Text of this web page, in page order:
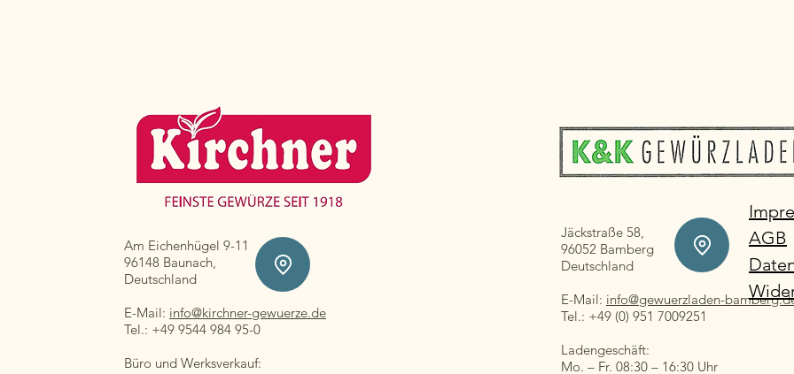
Am Eichenhügel 9-11
96148 Baunach,
Deutschland
E-Mail: info@kirchner-gewuerze.de
Tel.: +49 9544 984 95-0
Büro und Werksverkauf:
Jäckstraße 58,
96052 Bamberg
Deutschland
E-Mail: info@gewuerzladen-
Tel.: +49 (0) 951 7009251
Ladengeschäft:
Mo. – Fr. 08:30 – 16:30 Uhr
AGB